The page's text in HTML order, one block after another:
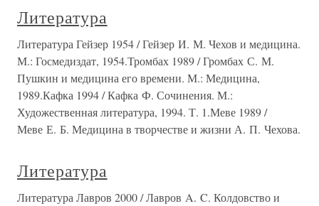
Литература
Литература Гейзер 1954 / Гейзер И. М. Чехов и медицина.
М.: Госмедиздат, 1954.Тромбах 1989 / Громбах С. М.
Пушкин и медицина его времени. М.: Медицина,
1989.Кафка 1994 / Кафка Ф. Сочинения. М.:
Художественная литература, 1994. Т. 1.Меве 1989 /
Меве Е. Б. Медицина в творчестве и жизни А. П. Чехова.
Литература
Литература Лавров 2000 / Лавров A. C. Колдовство и